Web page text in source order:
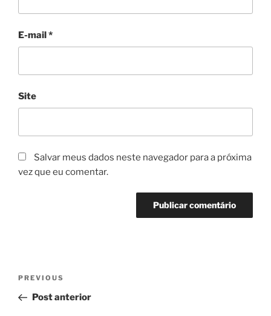
E-mail*
Site
Salvar meus dados neste navegador para a próxima
vez que eu comentar.
Navegação
Post
Previous
Post
PREVIOUS
Post anterior